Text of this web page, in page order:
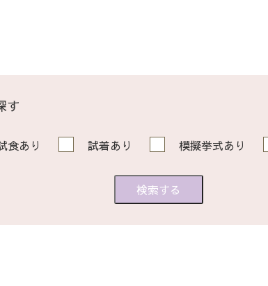
す
食あり 試着あり 模擬挙式あり